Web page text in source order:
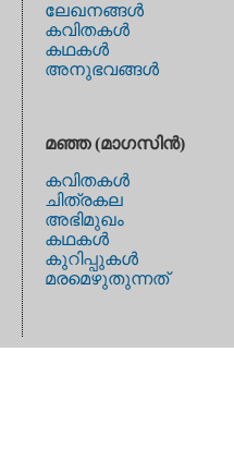
ലേഖനങ്ങള്‍
കവിതകള്‍
കഥകള്‍
അനുഭവങ്ങള്‍
മഞ്ഞ (മാഗസിന്‍)
കവിതകള്‍
ചിത്രകല
അഭിമുഖം
കഥകള്‍
കുറിപ്പുകള്‍
മരമെഴുതുന്നത്